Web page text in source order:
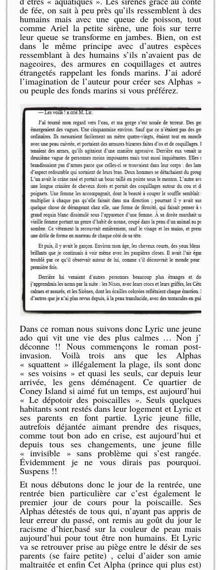
de fée, on sait à peu près qu’ils ressemblent à des
humains mais avec une queue de poisson, tout
comme Ariel la petite sirène, une fois sur terre
leur queue se transforme en jambes. Bien, on est
dans le même principe avec d’autres espèces
ressemblant à des humains s’ils n’avaient pas de
nageoires, des armures en coquillages et autres
étrangetés rappelant les fonds marins. J’ai adoré
l’imagination de l’auteur pour créer ses Alphas »
ou peuple des fonds marins si vous préférez.
Dans ce roman nous suivons donc Lyric une jeune
ado qui vit une vie des plus calmes … Non j’
déconne !! Nous commençons le roman post-
invasion. Voilà trois ans que les Alphas
« squattent » illégalement la plage, ils sont donc
« ses voisins » et quasi les seuls, car depuis leur
arrivée, les gens déménagent. Ce quartier de
Coney Island si aimé fut un temps, est aujourd’hui
« Le dépotoir des poiscailles ». Seuls quelques
habitants sont restés dans leur logement et Lyric et
ses parents en font partie. Lyric jeune fille,
autrefois déjantée aimant prendre des risques,
comme tout bon ado en crise, est aujourd’hui et
depuis tous ses changements, une jeune fille
« invisible » sans problème qui s’est rangée.
Évidemment je ne vous dirais pas pourquoi.
Suspens !!
Et nous débutons donc le jour de la rentrée, une
rentrée bien particulière car c’est également le
premier jour de cours pour la poiscaille. Ses
Alphas détestés de tous qui, n’ayant pas appris de
leur erreur du passé, ont remis au goût du jour le
racisme d’hier,basé sur la couleur de peau mais
aujourd’hui pour tout être non humains. Et Lyric
va se retrouver prise au piège entre le désir de ses
parents (se faire petite) , celui d’aider son amie
maltraitée et enfin Cet Alpha (prince qui plus est)